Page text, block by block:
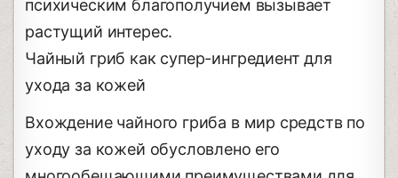
психическим благополучием вызывает
растущий интерес.
Чайный гриб как супер-ингредиент для
ухода за кожей
Вхождение чайного гриба в мир средств по
уходу за кожей обусловлено его